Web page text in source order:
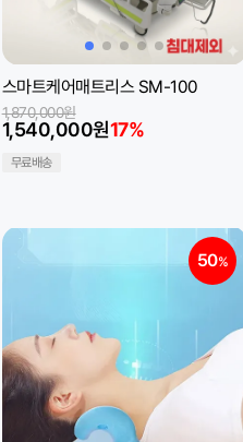
스마트케어매트리스 SM-100
1,540,000원17%
1,870,000원
무료배송
50%